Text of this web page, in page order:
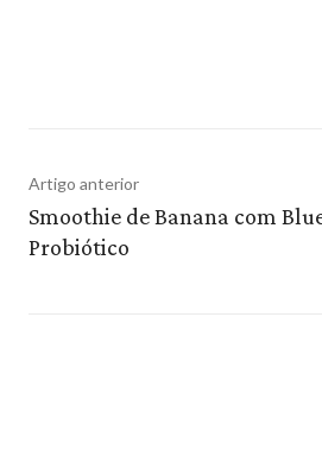
Artigo anterior
Smoothie de Banana com
Probiótico